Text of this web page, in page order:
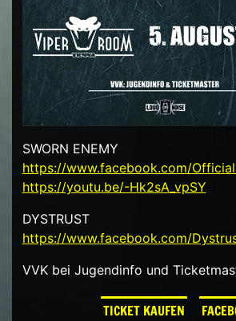
SWORN ENEMY
https://www.facebook.com/
https://youtu.be/-Hk2sA_vpSY
DYSTRUST
https://www.facebook.com/
VVK bei Jugendinfo und
TICKET KAUFEN